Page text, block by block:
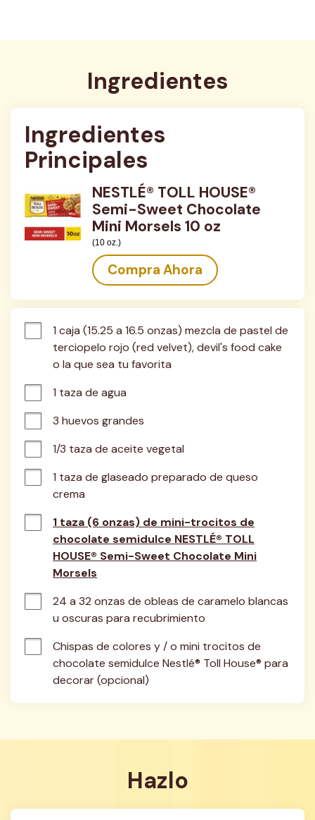
Ingredientes
Ingredientes
Principales
NESTLÉ® TOLL HOUSE®
Semi-Sweet Chocolate
Mini Morsels 10 oz
(10 oz.)
Compra Ahora
1 caja (15.25 a 16.5 onzas) mezcla de pastel de
terciopelo rojo (red velvet), devil's food cake
o la que sea tu favorita
1 taza de agua
3 huevos grandes
1/3 taza de aceite vegetal
1 taza de glaseado preparado de queso
crema
1 taza (6 onzas) de mini-trocitos de
chocolate semidulce NESTLÉ® TOLL
HOUSE® Semi-Sweet Chocolate Mini
Morsels
24 a 32 onzas de obleas de caramelo blancas
u oscuras para recubrimiento
Chispas de colores y / o mini trocitos de
chocolate semidulce Nestlé® Toll House® para
decorar (opcional)
Hazlo